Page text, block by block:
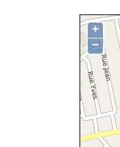
+
−